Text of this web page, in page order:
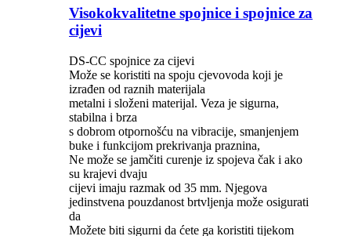
Visokokvalitetne spojnice i spojnice za
cijevi
DS-CC spojnice za cijevi
Može se koristiti na spoju cjevovoda koji je
izrađen od raznih materijala
metalni i složeni materijal. Veza je sigurna,
stabilna i brza
s dobrom otpornošću na vibracije, smanjenjem
buke i funkcijom prekrivanja praznina,
Ne može se jamčiti curenje iz spojeva čak i ako
su krajevi dvaju
cijevi imaju razmak od 35 mm. Njegova
jedinstvena pouzdanost brtvljenja može osigurati
da
Možete biti sigurni da ćete ga koristiti tijekom